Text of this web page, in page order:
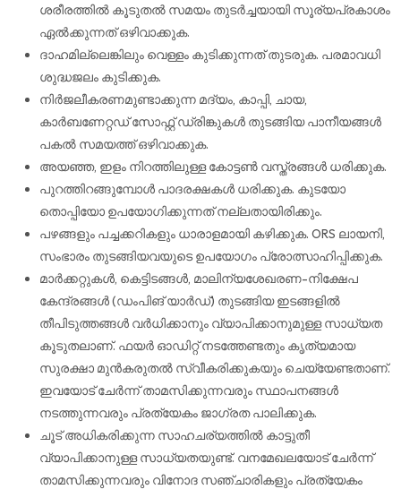
ശരീരത്തിൽ കൂടുതൽ സമയം തുടർച്ചയായി സൂര്യപ്രകാശം
ഏൽക്കുന്നത് ഒഴിവാക്കുക.
ദാഹമില്ലെങ്കിലും വെള്ളം കുടിക്കുന്നത് തുടരുക. പരമാവധി
ശുദ്ധജലം കുടിക്കുക.
നിർജലീകരണമുണ്ടാക്കുന്ന മദ്യം, കാപ്പി, ചായ,
കാർബണേറ്റഡ് സോഫ്റ്റ് ഡ്രിങ്കുകൾ തുടങ്ങിയ പാനീയങ്ങള്‍
പകല്‍ സമയത്ത് ഒഴിവാക്കുക.
അയഞ്ഞ, ഇളം നിറത്തിലുള്ള കോട്ടൺ വസ്ത്രങ്ങള്‍ ധരിക്കുക.
പുറത്തിറങ്ങുമ്പോൾ പാദരക്ഷകൾ ധരിക്കുക. കുടയോ
തൊപ്പിയോ ഉപയോഗിക്കുന്നത് നല്ലതായിരിക്കും.
പഴങ്ങളും പച്ചക്കറികളും ധാരാളമായി കഴിക്കുക. ORS ലായനി,
സംഭാരം തുടങ്ങിയവയുടെ ഉപയോഗം പ്രോത്സാഹിപ്പിക്കുക.
മാർക്കറ്റുകൾ, കെട്ടിടങ്ങൾ, മാലിന്യശേഖരണ-നിക്ഷേപ
കേന്ദ്രങ്ങൾ (ഡംപിങ് യാർഡ്) തുടങ്ങിയ ഇടങ്ങളിൽ
തീപിടുത്തങ്ങൾ വർധിക്കാനും വ്യാപിക്കാനുമുള്ള സാധ്യത
കൂടുതലാണ്. ഫയർ ഓഡിറ്റ് നടത്തേണ്ടതും കൃത്യമായ
സുരക്ഷാ മുൻകരുതൽ സ്വീകരിക്കുകയും ചെയ്യേണ്ടതാണ്.
ഇവയോട് ചേർന്ന് താമസിക്കുന്നവരും സ്ഥാപനങ്ങൾ
നടത്തുന്നവരും പ്രത്യേകം ജാഗ്രത പാലിക്കുക.
ചൂട് അധികരിക്കുന്ന സാഹചര്യത്തിൽ കാട്ടുതീ
വ്യാപിക്കാനുള്ള സാധ്യതയുണ്ട്. വനമേഖലയോട് ചേർന്ന്
താമസിക്കുന്നവരും വിനോദ സഞ്ചാരികളും പ്രത്യേകം